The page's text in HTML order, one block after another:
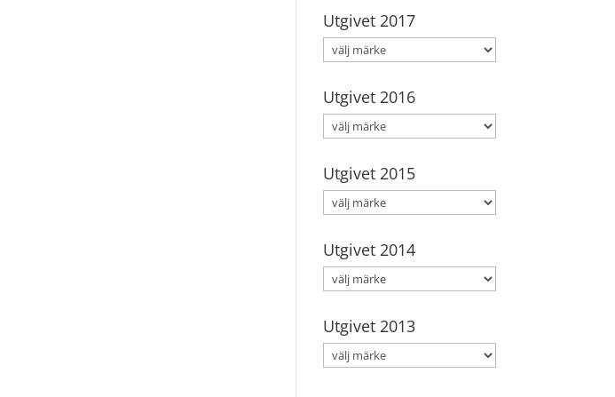
Utgivet 2017
Utgivet 2016
Utgivet 2015
Utgivet 2014
Utgivet 2013